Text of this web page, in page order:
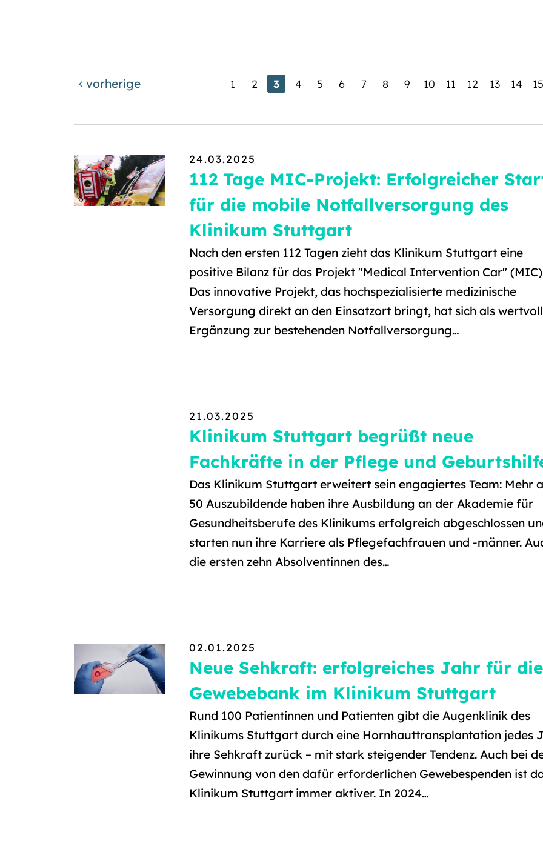
vorherige 1 2 3 4 5 6 7 8 9 10 11 12 13 14 15
24.03.2025
112 Tage MIC-Projekt: Erfolgreicher
für die mobile Notfallversorgung des
Klinikum Stuttgart
Nach den ersten 112 Tagen zieht das Klinikum Stuttgart eine
positive Bilanz für das Projekt "Medical Intervention Car"
Das innovative Projekt, das hochspezialisierte medizinische
Versorgung direkt an den Einsatzort bringt, hat sich als
Ergänzung zur bestehenden Notfallversorgung…
21.03.2025
Klinikum Stuttgart begrüßt neue
Fachkräfte in der Pflege und
Das Klinikum Stuttgart erweitert sein engagiertes Team: Mehr
50 Auszubildende haben ihre Ausbildung an der Akademie für
Gesundheitsberufe des Klinikums erfolgreich abgeschlossen
starten nun ihre Karriere als Pflegefachfrauen und -männer.
die ersten zehn Absolventinnen des…
02.01.2025
Neue Sehkraft: erfolgreiches Jahr für die
Gewebebank im Klinikum Stuttgart
Rund 100 Patientinnen und Patienten gibt die Augenklinik des
Klinikums Stuttgart durch eine Hornhauttransplantation jedes
ihre Sehkraft zurück – mit stark steigender Tendenz. Auch bei
Gewinnung von den dafür erforderlichen Gewebespenden ist
Klinikum Stuttgart immer aktiver. In 2024…